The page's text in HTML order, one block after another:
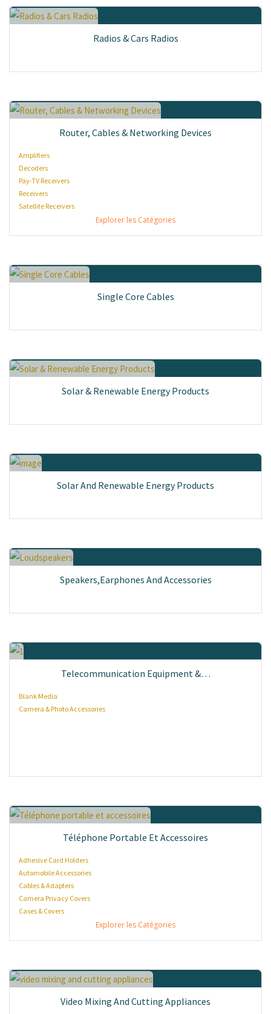
Radios & Cars Radios
Router, Cables & Networking Devices
Amplifiers
Decoders
Pay-TV Receivers
Receivers
Satellite Receivers
Explorer les Catégories
Single Core Cables
Solar & Renewable Energy Products
Solar And Renewable Energy Products
Speakers,Earphones And Accessories
Telecommunication Equipment &…
Blank Media
Camera & Photo Accessories
Téléphone Portable Et Accessoires
Adhesive Card Holders
Automobile Accessories
Cables & Adapters
Camera Privacy Covers
Cases & Covers
Explorer les Catégories
Video Mixing And Cutting Appliances